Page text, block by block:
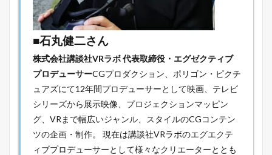
■石丸健二さん
株式会社講談社VRラボ代表取締役・エグゼクティブ
プロデューサーCGプロダクション、ポリゴン・ピクチ
ュアズにて12年間プロデューサーとして映画、テレビ
シリーズから展示映像、プロジェクションマッピン
グ、VRまで幅広いジャンル、スタイルのCGコンテン
ツの企画・制作。 現在は講談社VRラボのエグエクテ
ィブプロデューサーとして様々なクリエーターととも